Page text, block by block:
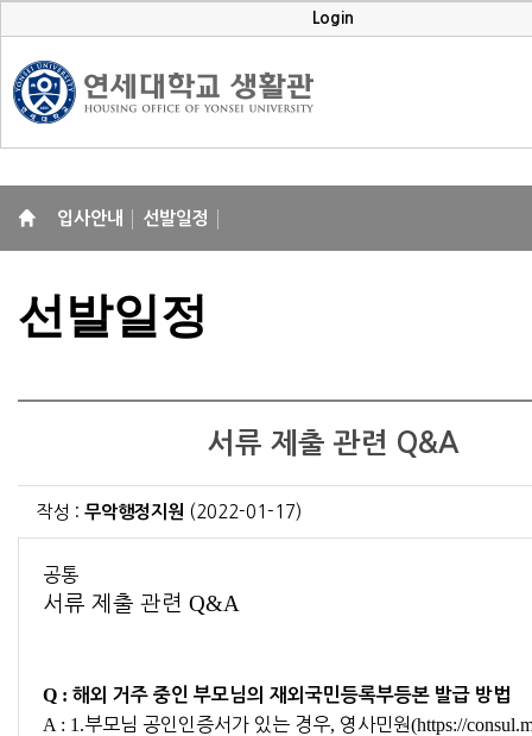
Login
입사안내 선발일정
선발일정
서류 제출 관련 Q&A
작성 : 무악행정지원 (2022-01-17)
공통
서류 제출 관련 Q&A
Q : 해외 거주 중인 부모님의 재외국민등록부등본 발급 방법
A : 1.부모님 공인인증서가 있는 경우, 영사민원(https://